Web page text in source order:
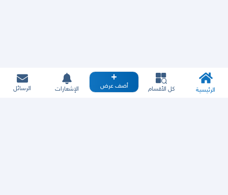
الرئيسية كل الأقسام أضف عرض الإشعارات الرسائل